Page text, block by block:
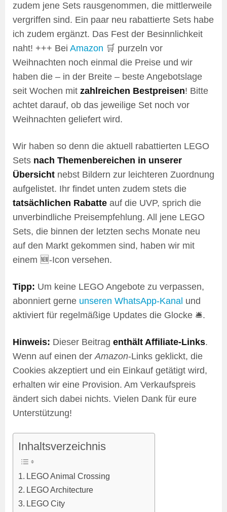
zudem jene Sets rausgenommen, die mittlerweile
vergriffen sind. Ein paar neu rabattierte Sets habe
ich zudem ergänzt. Das Fest der Besinnlichkeit
naht! +++ Bei Amazon 🛒 purzeln vor
Weihnachten noch einmal die Preise und wir
haben die – in der Breite – beste Angebotslage
seit Wochen mit zahlreichen Bestpreisen! Bitte
achtet darauf, ob das jeweilige Set noch vor
Weihnachten geliefert wird.
Wir haben so denn die aktuell rabattierten LEGO
Sets nach Themenbereichen in unserer
Übersicht nebst Bildern zur leichteren Zuordnung
aufgelistet. Ihr findet unten zudem stets die
tatsächlichen Rabatte auf die UVP, sprich die
unverbindliche Preisempfehlung. All jene LEGO
Sets, die binnen der letzten sechs Monate neu
auf den Markt gekommen sind, haben wir mit
einem 🆕-Icon versehen.
Tipp: Um keine LEGO Angebote zu verpassen,
abonniert gerne unseren WhatsApp-Kanal und
aktiviert für regelmäßige Updates die Glocke 🛎️.
Hinweis: Dieser Beitrag enthält Affiliate-Links.
Wenn auf einen derAmazon-Links geklickt, die
Cookies akzeptiert und ein Einkauf getätigt wird,
erhalten wir eine Provision. Am Verkaufspreis
ändert sich dabei nichts. Vielen Dank für eure
Unterstützung!
Inhaltsverzeichnis
LEGO Animal Crossing
LEGO Architecture
LEGO City